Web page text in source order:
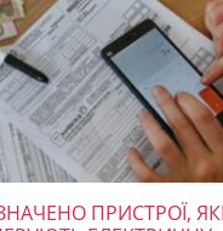
ПРИСТРОЇ,